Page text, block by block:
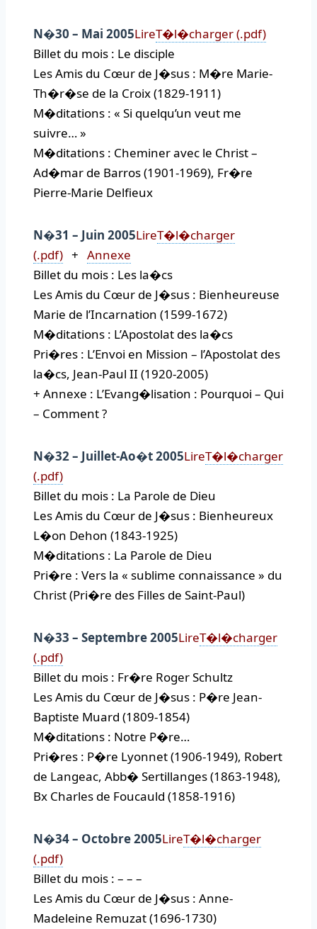
N�30 – Mai 2005LireT�l�charger (.pdf)
Billet du mois : Le disciple
Les Amis du Cœur de J�sus : M�re Marie-
Th�r�se de la Croix (1829-1911)
M�ditations : « Si quelqu’un veut me
suivre… »
M�ditations : Cheminer avec le Christ –
Ad�mar de Barros (1901-1969), Fr�re
Pierre-Marie Delfieux
N�31 – Juin 2005LireT�l�charger
(.pdf) + Annexe
Billet du mois : Les la�cs
Les Amis du Cœur de J�sus : Bienheureuse
Marie de l’Incarnation (1599-1672)
M�ditations : L’Apostolat des la�cs
Pri�res : L’Envoi en Mission – l’Apostolat des
la�cs, Jean-Paul II (1920-2005)
+ Annexe : L’Evang�lisation : Pourquoi – Qui
– Comment ?
N�32 – Juillet-Ao�t 2005LireT�l�charger
(.pdf)
Billet du mois : La Parole de Dieu
Les Amis du Cœur de J�sus : Bienheureux
L�on Dehon (1843-1925)
M�ditations : La Parole de Dieu
Pri�re : Vers la « sublime connaissance » du
Christ (Pri�re des Filles de Saint-Paul)
N�33 – Septembre 2005LireT�l�charger
(.pdf)
Billet du mois : Fr�re Roger Schultz
Les Amis du Cœur de J�sus : P�re Jean-
Baptiste Muard (1809-1854)
M�ditations : Notre P�re…
Pri�res : P�re Lyonnet (1906-1949), Robert
de Langeac, Abb� Sertillanges (1863-1948),
Bx Charles de Foucauld (1858-1916)
N�34 – Octobre 2005LireT�l�charger
(.pdf)
Billet du mois : – – –
Les Amis du Cœur de J�sus : Anne-
Madeleine Remuzat (1696-1730)